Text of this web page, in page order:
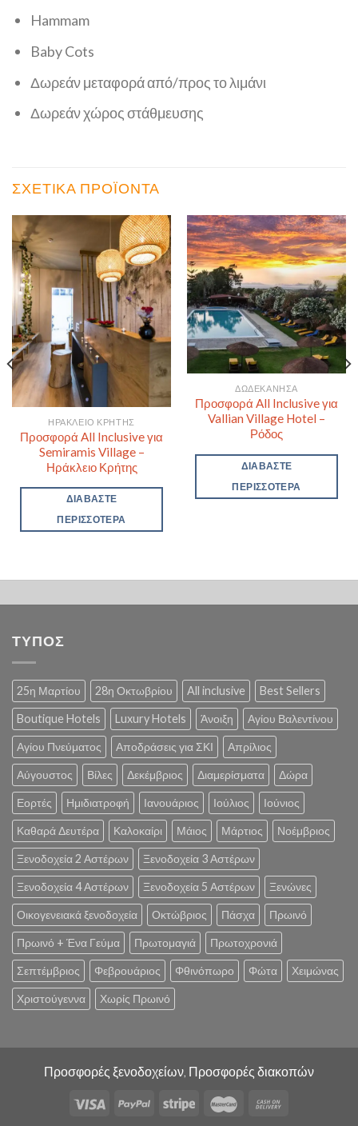
Hammam
Baby Cots
Δωρεάν μεταφορά από/προς το λιμάνι
Δωρεάν χώρος στάθμευσης
ΣΧΕΤΙΚΆ ΠΡΟΪΌΝΤΑ
ΗΡΆΚΛΕΙΟ ΚΡΉΤΗΣ
Προσφορά All Inclusive για
Semiramis Village –
Ηράκλειο Κρήτης
ΔΙΑΒΆΣΤΕ
ΠΕΡΙΣΣΌΤΕΡΑ
ΔΩΔΕΚΆΝΗΣΑ
Προσφορά All Inclusive για
Vallian Village Hotel –
Ρόδος
ΔΙΑΒΆΣΤΕ
ΠΕΡΙΣΣΌΤΕΡΑ
ΤΥΠΟΣ
25η Μαρτίου 28η Οκτωβρίου All inclusive Best Sellers
Boutique Hotels Luxury Hotels Άνοιξη Αγίου Βαλεντίνου
Αγίου Πνεύματος Αποδράσεις για ΣΚΙ Απρίλιος
Αύγουστος Βίλες Δεκέμβριος Διαμερίσματα Δώρα
Εορτές Ημιδιατροφή Ιανουάριος Ιούλιος Ιούνιος
Καθαρά Δευτέρα Καλοκαίρι Μάιος Μάρτιος Νοέμβριος
Ξενοδοχεία 2 Αστέρων Ξενοδοχεία 3 Αστέρων
Ξενοδοχεία 4 Αστέρων Ξενοδοχεία 5 Αστέρων Ξενώνες
Οικογενειακά ξενοδοχεία Οκτώβριος Πάσχα Πρωινό
Πρωινό + Ένα Γεύμα Πρωτομαγιά Πρωτοχρονιά
Σεπτέμβριος Φεβρουάριος Φθινόπωρο Φώτα Χειμώνας
Χριστούγεννα Χωρίς Πρωινό
Προσφορές ξενοδοχείων, Προσφορές διακοπών